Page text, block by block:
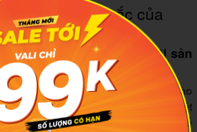
văn hóa đặc sắc của
địa phương
thống và dòng chảy Di sản
đi của mình là được trực tiếp hòa vào
nhưng không kém phần náo nhiệt
Đây là Di sản văn hóa phi vật thể